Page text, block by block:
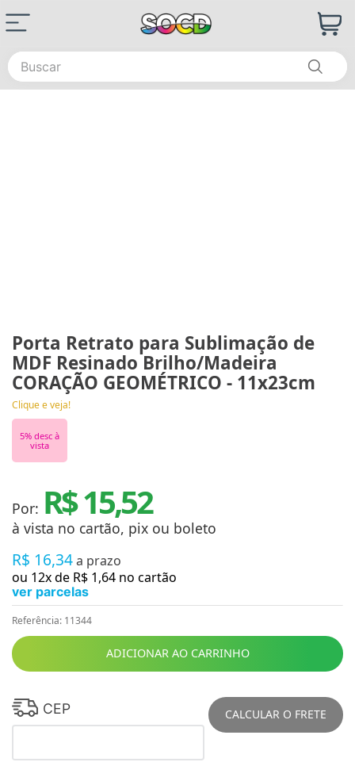
Buscar
Porta Retrato para Sublimação de
MDF Resinado Brilho/Madeira
CORAÇÃO GEOMÉTRICO - 11x23cm
Clique e veja!
5% desc à
vista
Por: R$ 15,52
à vista no cartão, pix ou boleto
R$ 16,34a prazo
ou 12x de R$ 1,64 no cartão
ver parcelas
Referência: 11344
ADICIONAR AO CARRINHO
CEP CALCULAR O FRETE